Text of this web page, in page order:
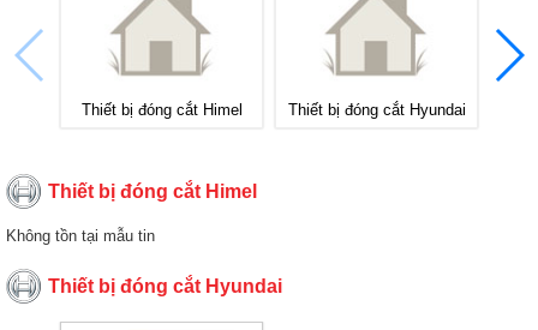
Thiết bị đóng cắt Himel Thiết bị đóng cắt Hyundai
Thiết bị đóng cắt Himel
Không tồn tại mẫu tin
Thiết bị đóng cắt Hyundai